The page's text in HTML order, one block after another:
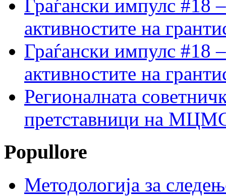
Граѓански импулс #18
активностите на
Граѓански импулс #18
активностите на
Регионалната
претставници на МЦМС
Popullore
Методологија за